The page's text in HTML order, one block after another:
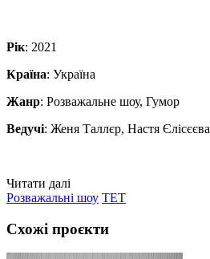
Рік: 2021
Країна: Україна
Жанр: Розважальне шоу, Гумор
Ведучі: Женя Таллєр, Настя Єлісєєва
Читати далі
Розважальні шоу ТЕТ
Схожі проєкти